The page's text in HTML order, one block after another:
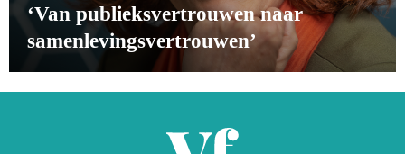
‘Van publieksvertrouwen naar
samenlevingsvertrouwen’